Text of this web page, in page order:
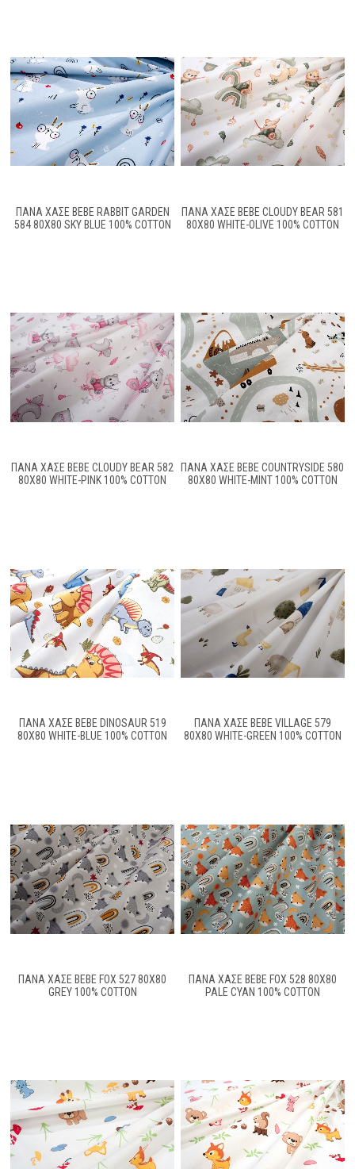
ΠΆΝΑ ΧΑΣΈ BEBE RABBIT GARDEN
584 80X80 SKY BLUE 100% COTTON
ΠΆΝΑ ΧΑΣΈ BEBE CLOUDY BEAR 581
80X80 WHITE-OLIVE 100% COTTON
ΠΆΝΑ ΧΑΣΈ BEBE CLOUDY BEAR 582
80X80 WHITE-PINK 100% COTTON
ΠΆΝΑ ΧΑΣΈ BEBE COUNTRYSIDE 580
80X80 WHITE-MINT 100% COTTON
ΠΆΝΑ ΧΑΣΈ BEBE DINOSAUR 519
80X80 WHITE-BLUE 100% COTTON
ΠΆΝΑ ΧΑΣΈ BEBE VILLAGE 579
80X80 WHITE-GREEN 100% COTTON
ΠΆΝΑ ΧΑΣΈ BEBE FOX 527 80X80
GREY 100% COTTON
ΠΆΝΑ ΧΑΣΈ BEBE FOX 528 80X80
PALE CYAN 100% COTTON